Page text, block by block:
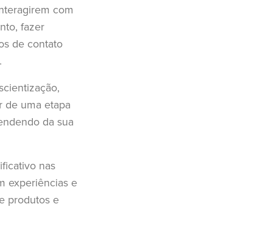
com
fazer
de contato
de uma etapa
da sua
nas
experiências e
produtos e